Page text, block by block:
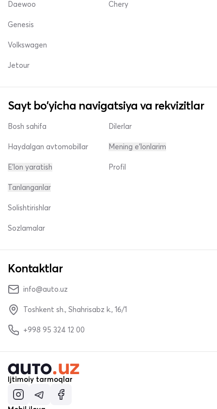
Daewoo Chery
Genesis
Volkswagen
Jetour
Sayt bo'yicha navigatsiya va rekvizitlar
Bosh sahifa
Haydalgan avtomobillar
E'lon yaratish
Dilerlar
Mening e'lonlarim
Profil
Tanlanganlar
Solishtirishlar
Sozlamalar
Kontaktlar
info@auto.uz
Toshkent sh., Shahrisabz k., 16/1
+998 95 324 12 00
Ijtimoiy tarmoqlar